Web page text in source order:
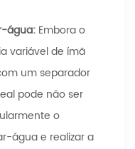
água: Embora o
variável de ímã
um separador
pode não ser
o
água e realizar a